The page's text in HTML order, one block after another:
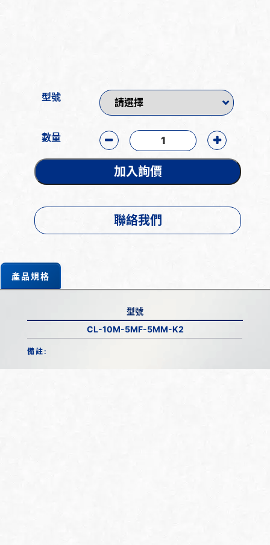
型號
數量
加入詢價
聯絡我們
產品規格
型號
CL-10M-5MF-5MM-K2
備註: